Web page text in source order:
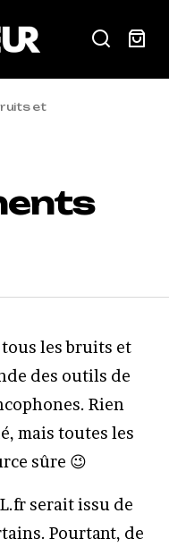
et
les bruits et
des outils de
Rien
mais toutes les
sûre 😉
serait issu de
Pourtant, de